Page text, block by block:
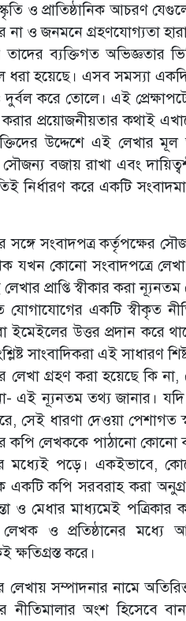
ও প্রাতিষ্ঠানিক আচরণ
ও জনমনে গ্রহণযোগ্যতা
ব্যক্তিগত অভিজ্ঞতার
হয়েছে। এসব সমস্যা
দুর্বল করে তোলে। এই
প্রয়োজনীয়তার কথাই
উদ্দেশে এই লেখার
সৌজন্য বজায় রাখা এবং
নির্ধারণ করে একটি
সংবাদপত্র কর্তৃপক্ষের
কোনো সংবাদপত্রে লেখা
প্রাপ্তি স্বীকার করা
একটি স্বীকৃত নীতি।
ইমেইলের উত্তর প্রদান করে
সাংবাদিকরা এই
লেখা গ্রহণ করা হয়েছে কি
এই ন্যূনতম তথ্য জানার। যদি
সেই ধারণা দেওয়া পেশাগত
কপি লেখককে পাঠানো কোনো
মধ্যেই পড়ে। একইভাবে,
একটি কপি সরবরাহ করা
ও মেধার মাধ্যমেই
ও প্রতিষ্ঠানের মধ্যে
ক্ষতিগ্রস্ত করে।
লেখায় সম্পাদনার নামে
নীতিমালার অংশ হিসেবে